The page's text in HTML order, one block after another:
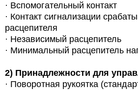
· Вспомогательный контакт
· Контакт сигнализации
расцепителя
· Независимый расцепитель
· Минимальный расцепитель
2) Принадлежности для
· Поворотная рукоятка